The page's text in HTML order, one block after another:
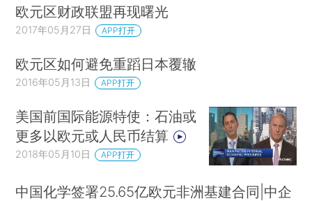
欧元区财政联盟再现曙光
2017年05月27日 APP打开
欧元区如何避免重蹈日本覆辙
2016年05月13日 APP打开
美国前国际能源特使：石油或
更多以欧元或人民币结算
2018年05月10日 APP打开
中国化学签署25.65亿欧元非洲基建合同|中企